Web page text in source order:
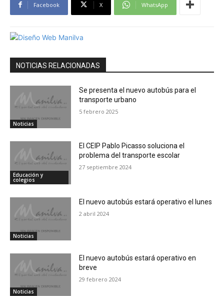
Facebook X WhatsApp
NOTICIAS RELACIONADAS
Noticias
Se presenta el nuevo autobús para el
transporte urbano
5 febrero 2025
Educación y
colegios
El CEIP Pablo Picasso soluciona el
problema del transporte escolar
27 septiembre 2024
Noticias
El nuevo autobús estará operativo el lunes
2 abril 2024
Noticias
El nuevo autobús estará operativo en
breve
29 febrero 2024